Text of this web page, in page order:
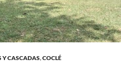
Y CASCADAS,COCLÉ